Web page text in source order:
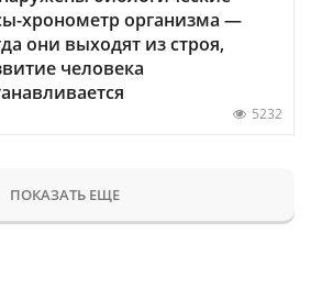
хронометр организма —
они выходят из строя,
человека
5232
ПОКАЗАТЬ ЕЩЕ